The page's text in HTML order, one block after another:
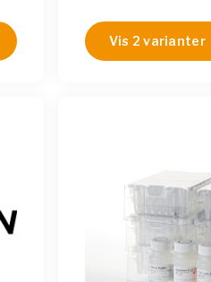
Vis 2 varianter